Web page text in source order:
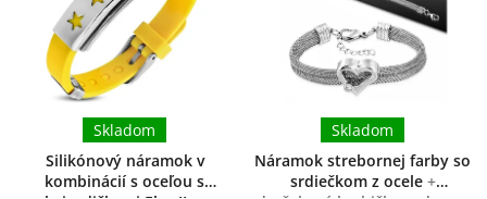
Silikónový náramok v
kombinácií s oceľou s
Skladom
Náramok strebornej farby so
srdiečkom z ocele +
Skladom